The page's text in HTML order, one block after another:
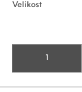
Velikost